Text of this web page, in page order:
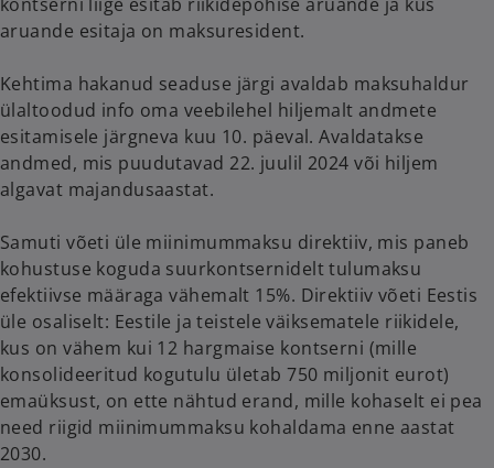
aruande esitaja on maksuresident.
Kehtima hakanud seaduse järgi avaldab maksuhaldur
ülaltoodud info oma veebilehel hiljemalt andmete
esitamisele järgneva kuu 10. päeval. Avaldatakse
andmed, mis puudutavad 22. juulil 2024 või hiljem
algavat majandusaastat.
Samuti võeti üle miinimummaksu direktiiv, mis paneb
kohustuse koguda suurkontsernidelt tulumaksu
efektiivse määraga vähemalt 15%. Direktiiv võeti Eestis
üle osaliselt: Eestile ja teistele väiksematele riikidele,
kus on vähem kui 12 hargmaise kontserni (mille
konsolideeritud kogutulu ületab 750 miljonit eurot)
emaüksust, on ette nähtud erand, mille kohaselt ei pea
need riigid miinimummaksu kohaldama enne aastat
2030.